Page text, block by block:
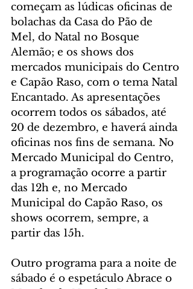
começam as lúdicas oficinas de
bolachas da Casa do Pão de
Mel, do Natal no Bosque
Alemão; e os shows dos
mercados municipais do Centro
e Capão Raso, com o tema Natal
Encantado. As apresentações
ocorrem todos os sábados, até
20 de dezembro, e haverá ainda
oficinas nos fins de semana. No
Mercado Municipal do Centro,
a programação ocorre a partir
das 12h e, no Mercado
Municipal do Capão Raso, os
shows ocorrem, sempre, a
partir das 15h.
Outro programa para a noite de
sábado é o espetáculo Abrace o